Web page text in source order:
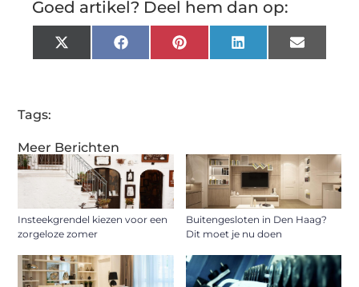
Meer Berichten
Insteekgrendel kiezen voor een
zorgeloze zomer
Buitengesloten in Den Haag?
Dit moet je nu doen
Goed artikel? Deel hem dan op:
X
(Twitter)
FacebookPinterestLinkedInEmail
Tags: